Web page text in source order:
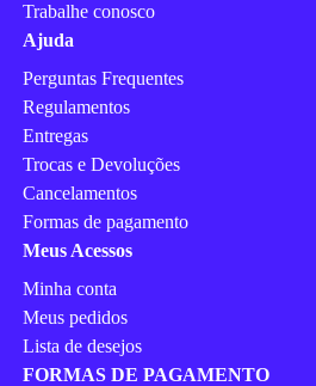
Trabalhe conosco
Ajuda
Perguntas Frequentes
Regulamentos
Entregas
Trocas e Devoluções
Cancelamentos
Formas de pagamento
Meus Acessos
Minha conta
Meus pedidos
Lista de desejos
FORMAS DE PAGAMENTO